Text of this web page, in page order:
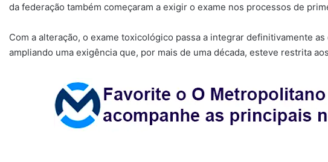
da federação também começaram a exigir o exame nos processos de
Com a alteração, o exame toxicológico passa a integrar definitivamente
ampliando uma exigência que, por mais de uma década, esteve restrita